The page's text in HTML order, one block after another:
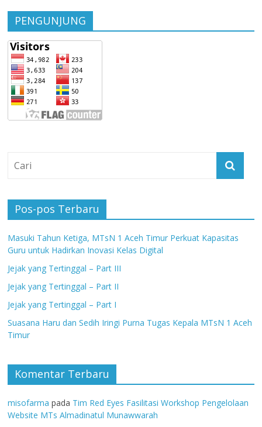
PENGUNJUNG
Pos-pos Terbaru
Masuki Tahun Ketiga, MTsN 1 Aceh Timur Perkuat Kapasitas
Guru untuk Hadirkan Inovasi Kelas Digital
Jejak yang Tertinggal – Part III
Jejak yang Tertinggal – Part II
Jejak yang Tertinggal – Part I
Suasana Haru dan Sedih Iringi Purna Tugas Kepala MTsN 1 Aceh
Timur
Komentar Terbaru
misofarma pada Tim Red Eyes Fasilitasi Workshop Pengelolaan
Website MTs Almadinatul Munawwarah